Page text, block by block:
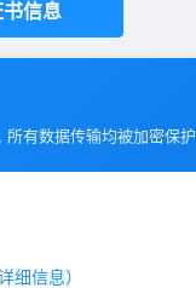
书信息
所有数据传输均被加密保护
细信息）